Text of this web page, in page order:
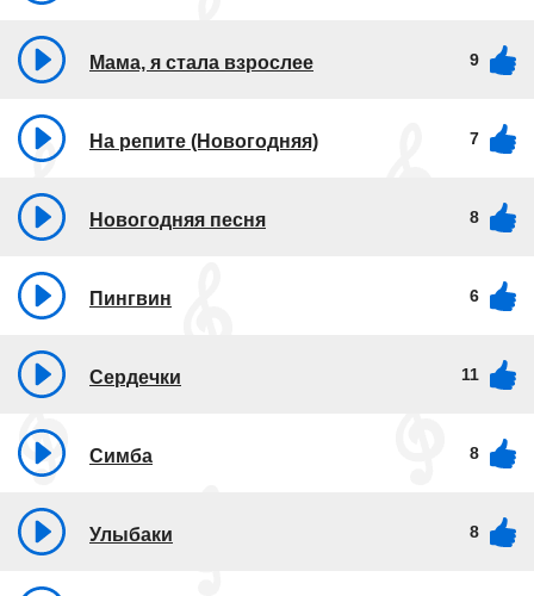
Мама, я стала взрослее 9
На репите (Новогодняя) 7
Новогодняя песня 8
Пингвин 6
Сердечки 11
Симба 8
Улыбаки 8